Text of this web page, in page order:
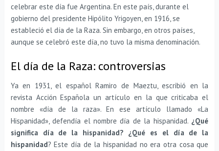
celebrar este día fue Argentina. En este país, durante el
gobierno del presidente Hipólito Yrigoyen, en 1916, se
estableció el día de la Raza. Sin embargo, en otros países,
aunque se celebró este día, no tuvo la misma denominación.
El día de la Raza: controversias
Ya en 1931, el español Ramiro de Maeztu, escribió en la
revista Acción Española un artículo en la que criticaba el
nombre «día de la raza». En ese artículo llamado «La
Hispanidad», defendía el nombre día de la hispanidad. ¿Qué
significa día de la hispanidad? ¿Qué es el día de la
hispanidad? Este día de la hispanidad no era otra cosa que